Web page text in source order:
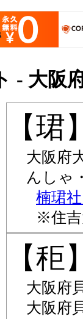
- 大阪
珺
大阪府
んしゃ
楠珺
住
秬
大阪府
大阪府